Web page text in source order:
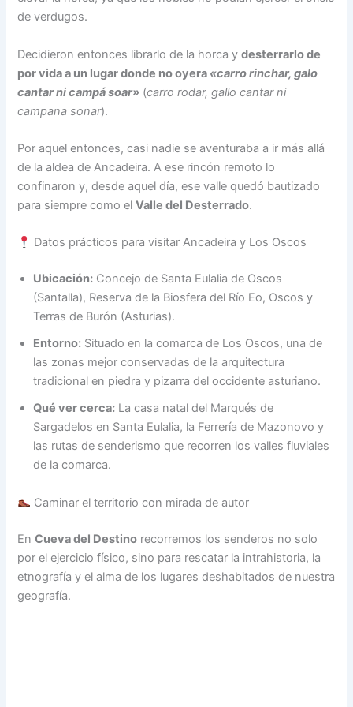
de verdugos.
Decidieron entonces librarlo de la horca ydesterrarlo de
por vida a un lugar donde no oyera «carro rinchar, galo
cantar ni campá soar» (carro rodar, gallo cantar ni
campana sonar).
Por aquel entonces, casi nadie se aventuraba a ir más allá
de la aldea de Ancadeira. A ese rincón remoto lo
confinaron y, desde aquel día, ese valle quedó bautizado
para siempre como elValle del Desterrado.
Datos prácticos para visitar Ancadeira y Los Oscos
Ubicación: Concejo de Santa Eulalia de Oscos
(Santalla), Reserva de la Biosfera del Río Eo, Oscos y
Terras de Burón (Asturias).
Entorno: Situado en la comarca de Los Oscos, una de
las zonas mejor conservadas de la arquitectura
tradicional en piedra y pizarra del occidente asturiano.
Qué ver cerca: La casa natal del Marqués de
Sargadelos en Santa Eulalia, la Ferrería de Mazonovo y
las rutas de senderismo que recorren los valles fluviales
de la comarca.
Caminar el territorio con mirada de autor
EnCueva del Destino recorremos los senderos no solo
por el ejercicio físico, sino para rescatar la intrahistoria, la
etnografía y el alma de los lugares deshabitados de nuestra
geografía.